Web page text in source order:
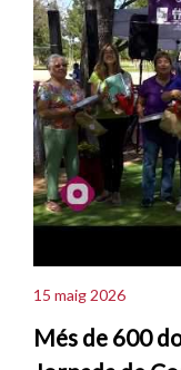
15 maig 2026
Més de 600